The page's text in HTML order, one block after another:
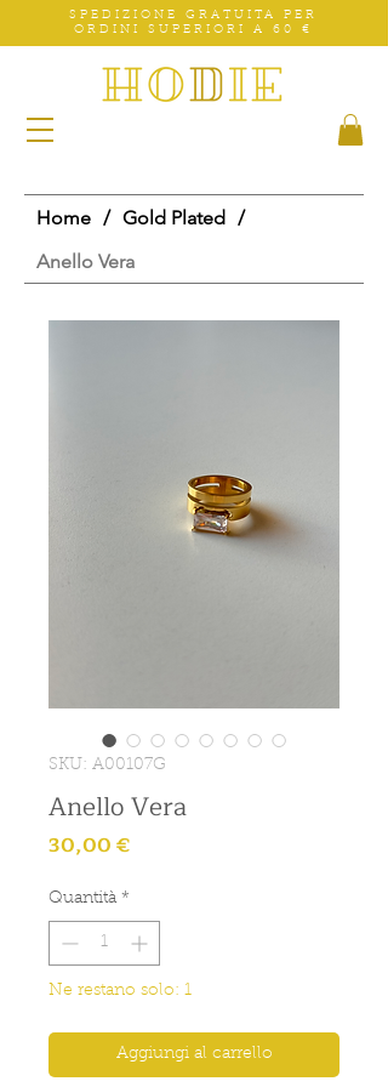
SPEDIZIONE GRATUITA PER
ORDINI SUPERIORI A 60 €
Home / Gold Plated /
Anello Vera
SKU: A00107G
Anello Vera
30,00 €Prezzo
Quantità *
Ne restano solo: 1
Aggiungi al carrello